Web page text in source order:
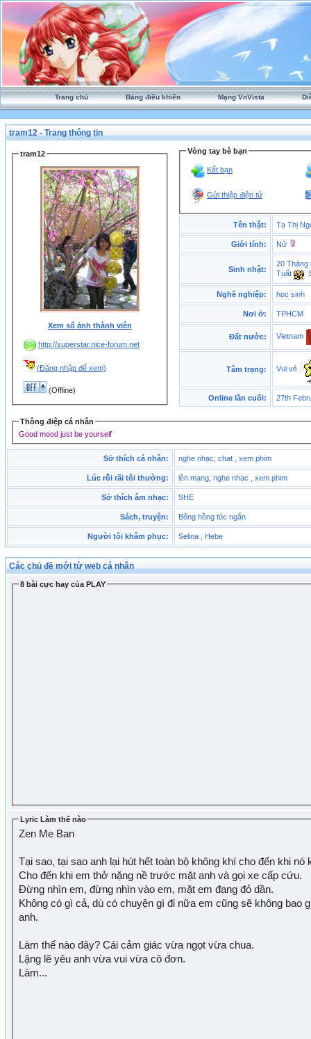
Trang chủ Bảng điều khiển Mạng VnVista
tram12 - Trang thông tin
tram12
Xem sổ ảnh thành viên
http://superstar.nice-forum.net
(Đăng nhập để xem)
(Offline)
Vòng tay bè bạn
Kết bạn
Gửi thiệp điện tử
Tên thật: Tạ Thị
Giới tính: Nữ
Sinh nhật:
20 Tháng
Tuất
Nghề nghiệp: học sinh
Nơi ở: TPHCM
Đất nước: Vietnam
Tâm trạng: Vui vẻ
Online lần cuối: 27th
Thông điệp cá nhân
Good mood just be yourself
Sở thích cá nhân: nghe nhạc, chat , xem phim
Lúc rỗi rãi tôi thường: lên mạng, nghe nhạc , xem phim
Sở thích âm nhạc: SHE
Sách, truyện: Bông hồng tóc ngắn
Người tôi khâm phục: Selina , Hebe
Các chủ đề mới từ web cá nhân
8 bài cực hay của PLAY
Lyric Làm thế nào
Zen Me Ban
Tại sao, tại sao anh lại hút hết toàn bộ không khí cho đến khi nó
Cho đến khi em thở nặng nề trước mặt anh và gọi xe cấp cứu.
Đừng nhìn em, đừng nhìn vào em, mặt em đang đỏ dần.
Không có gì cả, dù có chuyện gì đi nữa em cũng sẽ không bao
anh.
Làm thế nào đây? Cái cảm giác vừa ngọt vừa chua.
Lặng lẽ yêu anh vừa vui vừa cô đơn.
Làm...